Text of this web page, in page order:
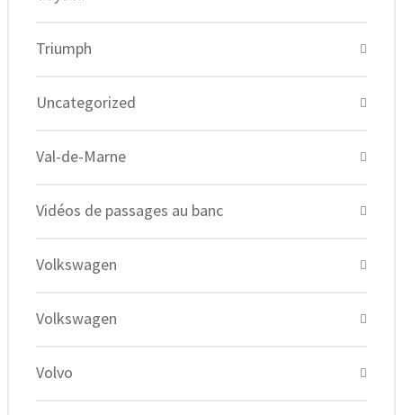
Triumph
Uncategorized
Val-de-Marne
Vidéos de passages au banc
Volkswagen
Volkswagen
Volvo